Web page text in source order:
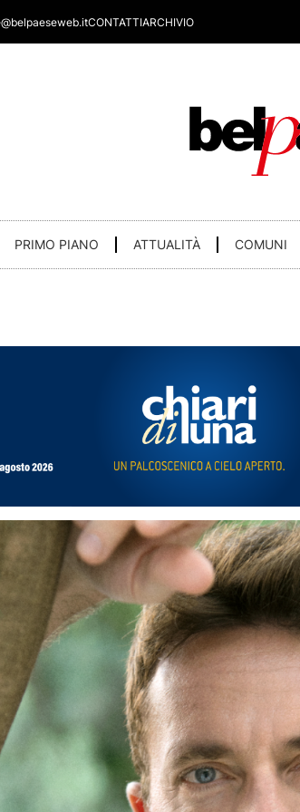
CONTATTIARCHIVIO
PRIMO PIANO ATTUALITÀ COMUNI